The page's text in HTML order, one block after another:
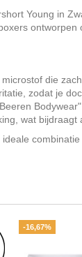
Young in
ontworpen
die
zodat je
wat
-16,67%